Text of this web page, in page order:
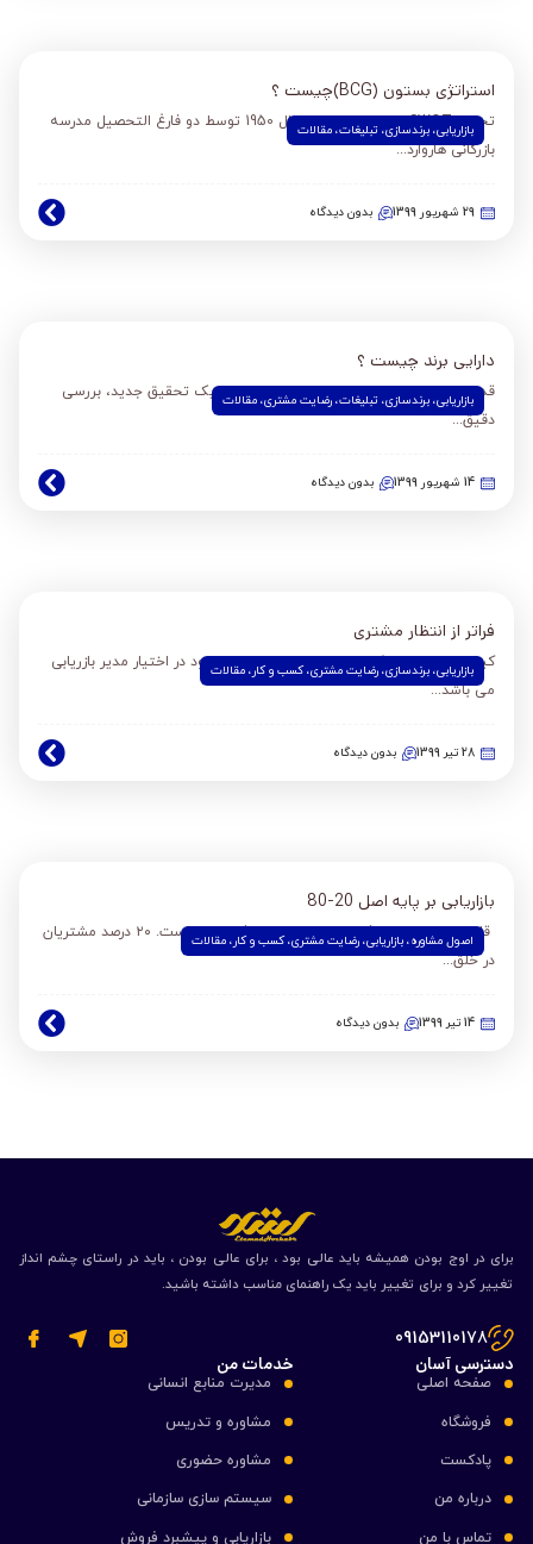
بازاریابی، برندسازی، تبلیغات، مقالات
استراتژی بستون (BCG)چیست ؟
تحلیل SWOT برای اولین بار در سال 1950 توسط دو فارغ التحصیل مدرسه
بازرگانی هاروارد...
29 شهریور 1399 بدون دیدگاه
بازاریابی، برندسازی، تبلیغات، رضایت مشتری، مقالات
دارایی برند چیست ؟
قدم اول در ممیزی دارایی برند و پیش از انجام یک تحقیق جدید، بررسی
دقیق...
14 شهریور 1399 بدون دیدگاه
بازاریابی، برندسازی، رضایت مشتری،کسب و کار، مقالات
فراتر از انتظار مشتری
کیفیت محصول یکی از مهم ترین ابزار های موجود در اختیار مدیر بازریابی
می باشد...
28 تیر 1399 بدون دیدگاه
اصول مشاوره، بازاریابی، رضایت مشتری،کسب و کار، مقالات
بازاریابی بر پایه اصل 20-80
قاعده ۸۰ -۲۰ برای افراد و سازمان‌های موفق عملی است. ۲۰ درصد مشتریان
در خلق...
14 تیر 1399 بدون دیدگاه
برای در اوج بودن همیشه باید عالی بود ، برای عالی بودن ، باید در راستای چشم انداز
تغییر کرد و برای تغییر باید یک راهنمای مناسب داشته باشید.
09153110178
دسترسی آسان
صفحه اصلی
فروشگاه
پادکست
درباره من
تماس با من
خدمات من
مدیرت منابع انسانی
مشاوره و تدریس
مشاوره حضوری
سیستم سازی سازمانی
بازاریابی و پیشبرد فروش